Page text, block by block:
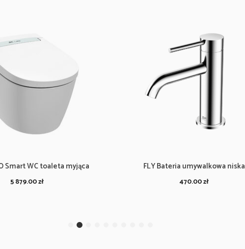
Smart WC toaleta myjąca
5 879.00zł
FLY Bateria umywalkowa niska
470.00zł